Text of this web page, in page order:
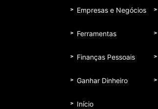
Empresas e Negócios
Ferramentas
Finanças Pessoais
Ganhar Dinheiro
Início